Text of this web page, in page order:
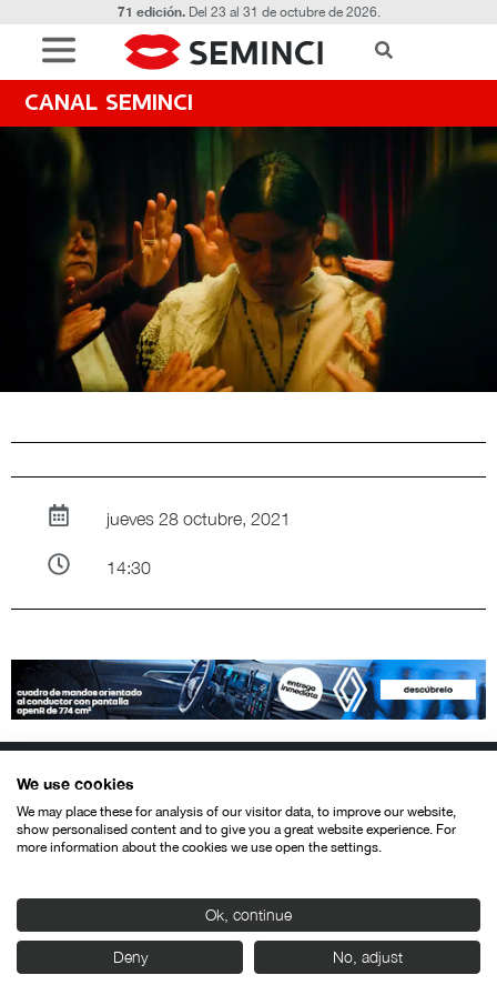
71 edición.Del 23 al 31 de octubre de 2026.
CANAL SEMINCI
jueves 28 octubre, 2021
14:30
© SEMINCI – Semana Internacional de Cine de Valladolid International
Todos los derechos reservados
We use cookies
We may place these for analysis of our visitor data, to improve our website,
show personalised content and to give you a great website experience. For
more information about the cookies we use open the settings.
Ok, continue
Deny No, adjust